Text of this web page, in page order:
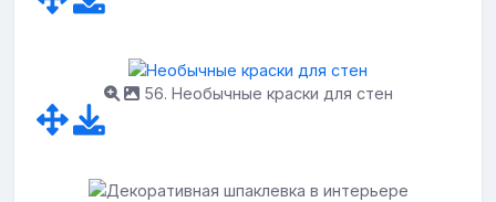
56. Необычные краски для стен